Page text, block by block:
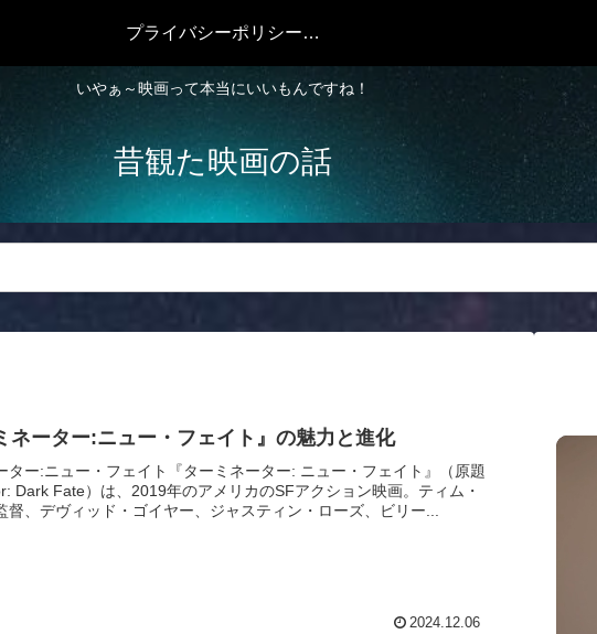
いやぁ～映画って本当にいいもんですね！
昔観た映画の話
プライバシーポリシー・免責事項
ネーター:ニュー・フェイト』の魅力と進化
ター:ニュー・フェイト『ターミネーター: ニュー・フェイト』（原題
Dark Fate）は、2019年のアメリカのSFアクション映画。ティム・
督、デヴィッド・ゴイヤー、ジャスティン・ローズ、ビリー...
2024.12.06